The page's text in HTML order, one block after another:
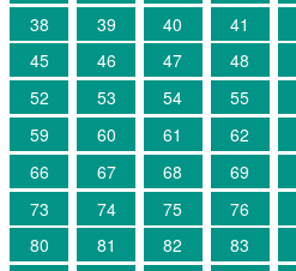
38
39 40 41
45
46 47 48
52
53 54 55
59
60 61 62
66
67 68 69
73
74 75 76
80
81 82 83